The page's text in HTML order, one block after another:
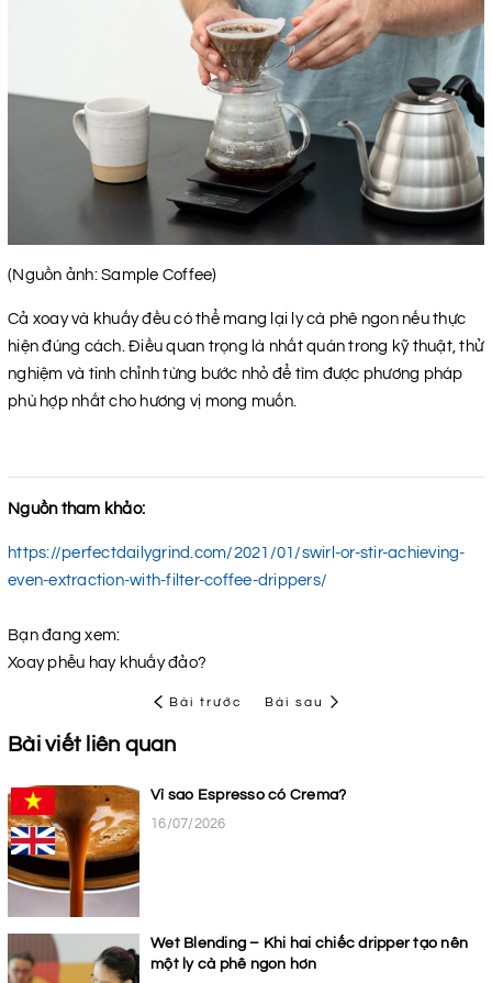
(Nguồn ảnh: Sample Coffee)
Cả xoay và khuấy đều có thể mang lại ly cà phê ngon nếu thực
hiện đúng cách. Điều quan trọng là nhất quán trong kỹ thuật, thử
nghiệm và tinh chỉnh từng bước nhỏ để tìm được phương pháp
phù hợp nhất cho hương vị mong muốn.
Nguồn tham khảo:
https://perfectdailygrind.com/2021/01/swirl-or-stir-achieving-
even-extraction-with-filter-coffee-drippers/
Bạn đang xem:
Xoay phễu hay khuấy đảo?
Bài trước Bài sau
Bài viết liên quan
Vì sao Espresso có Crema?
16/07/2026
Wet Blending – Khi hai chiếc dripper tạo nên
một ly cà phê ngon hơn